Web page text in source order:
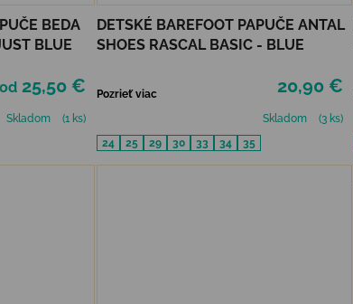
BEDA
BLUE
od 25,50 €
Skladom
(1 ks)
DETSKÉ BAREFOOT PAPUČE ANTAL
SHOES RASCAL BASIC - BLUE
20,90 €
Pozrieť viac
Skladom
(3 ks)
24
25 29 30 33 34 35